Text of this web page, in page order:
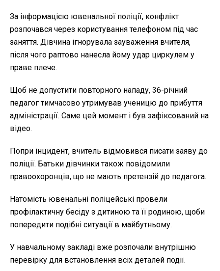
За інформацією ювенальної поліції, конфлікт
розпочався через користування телефоном під час
заняття. Дівчина ігнорувала зауваження вчителя,
після чого раптово нанесла йому удар циркулем у
праве плече.
Щоб не допустити повторного нападу, 36-річний
педагог тимчасово утримував ученицю до прибуття
адміністрації. Саме цей момент і був зафіксований на
відео.
Попри інцидент, вчитель відмовився писати заяву до
поліції. Батьки дівчинки також повідомили
правоохоронців, що не мають претензій до педагога.
Натомість ювенальні поліцейські провели
профілактичну бесіду з дитиною та її родиною, щоби
попередити подібні ситуації в майбутньому.
У навчальному закладі вже розпочали внутрішню
перевірку для встановлення всіх деталей події.